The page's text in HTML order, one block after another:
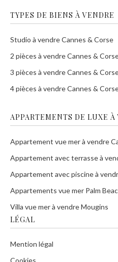
TYPES DE BIENS À VENDRE
Studio à vendre Cannes & Corse
2 pièces à vendre Cannes &
3 pièces à vendre Cannes &
4 pièces à vendre Cannes &
APPARTEMENTS DE LUXE À
Appartement vue mer à vendre
Appartement avec terrasse à
Appartement avec piscine à
Appartements vue mer Palm
Villa vue mer à vendre Mougins
LÉGAL
Mention légal